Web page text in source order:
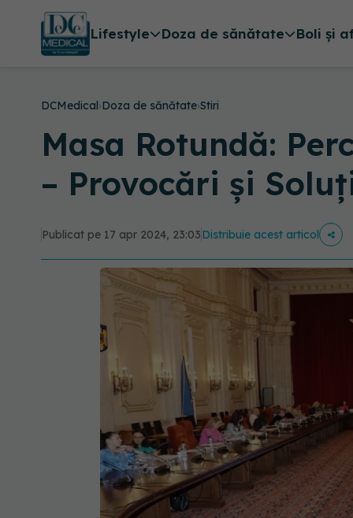
Lifestyle Doza de sănătate Boli și
DCMedical›Doza de sănătate›Stiri
Masa Rotundă:
– Provocări și
Publicat pe 17 apr 2024, 23:03Distribuie acest articol